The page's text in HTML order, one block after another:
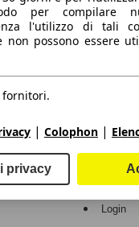
Area
Login
per compilare
l'utilizzo di tali
non possono essere
fornitori.
| Colophon |
privacy